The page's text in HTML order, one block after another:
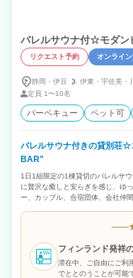
バレルサウナ付☆モダン
リクエスト予約 オンライ
静岡・伊豆 伊東・ 宇佐美・
定員 1〜10名
バーベキュー ペット可
バレルサウナ付きの貸別荘
BAR"
1日1組限定の1棟貸切のバレルサ
に贅沢な癒しと安らぎを感じ、ゆ
ー、カップル、合宿団体、会社仲
もちろん、サウナ初心者にもピッ
OK！ 車で20分圏内に海、山、湖
いに広がっているので夏のマリン
をお楽しみいただけます。
フィンランド発祥
滞在中、ご自由にご利
でととのうことが可能